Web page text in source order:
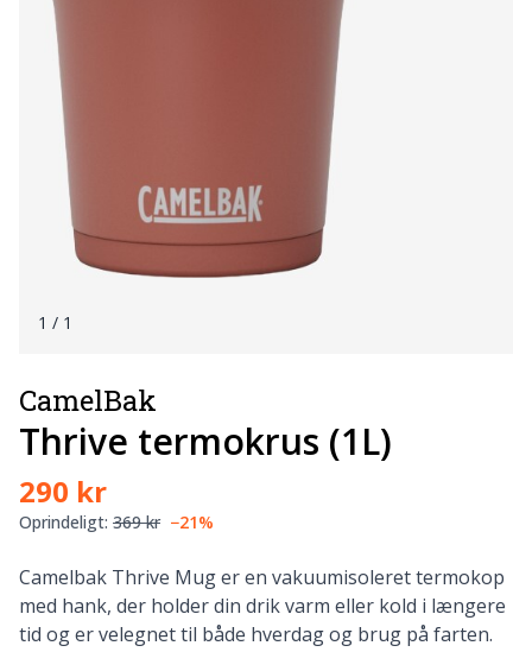
1 / 1
CamelBak
Thrive termokrus (1L)
290 kr
Oprindeligt: 369 kr −21%
Camelbak Thrive Mug er en vakuumisoleret termokop
med hank, der holder din drik varm eller kold i længere
tid og er velegnet til både hverdag og brug på farten.